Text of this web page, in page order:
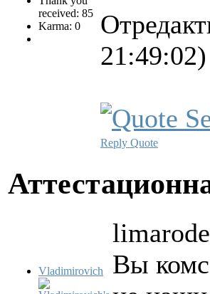
received: 85
Karma: 0
21:49:02)
Reply Quote
Vladimirovich
Вы